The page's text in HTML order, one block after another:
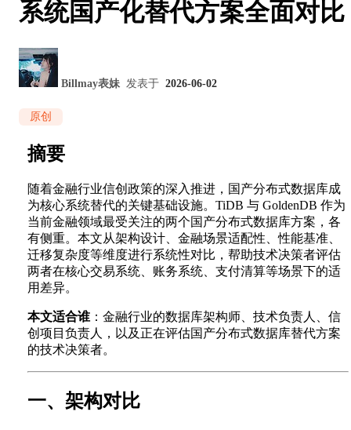
系统国产化替代方案全面对比
Billmay表妹 发表于 2026-06-02
原创
摘要
随着金融行业信创政策的深入推进，国产分布式数据库成
为核心系统替代的关键基础设施。TiDB 与 GoldenDB 作为
当前金融领域最受关注的两个国产分布式数据库方案，各
有侧重。本文从架构设计、金融场景适配性、性能基准、
迁移复杂度等维度进行系统性对比，帮助技术决策者评估
两者在核心交易系统、账务系统、支付清算等场景下的适
用差异。
本文适合谁：金融行业的数据库架构师、技术负责人、信
创项目负责人，以及正在评估国产分布式数据库替代方案
的技术决策者。
一、架构对比